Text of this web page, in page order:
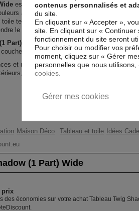
est imprimé sur un papier intissé spécial
avec des détails parfaitement reproduits.
tendue sur un châssis fait de matériaux
le tableau immédiatement sans avoir à
Part) Wideest résistant aux rayons UV,
et la chambre des enfants.
et modernes constituent un moyen simple
il y en a pour tous les goût.
Maison Déco Tableau et toile Idées
(1 Part) Wide
prix
économies sur votre achat Tableau Twig
contenus personnalisés et
du site.
En cliquant sur « Accepter »,
site. En cliquant sur «
fonctionnement du site seront
Pour choisir ou modifier vos
moment, cliquez sur « Gérer
personnelles que nous utilisons,
cookies.
Gérer mes cookies